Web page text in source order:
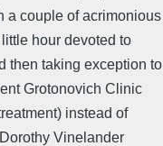
a couple of acrimonious
hour devoted to
then taking exception to
Grotonovich Clinic
instead of
Vinelander